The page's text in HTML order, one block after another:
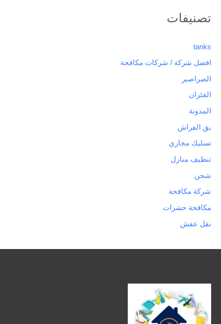
تصنيفات
tanks
افضل شركة / شركات مكافحة
الصراصير
الفئران
المدونة
بق الفراش
تسليك مجاري
تنظيف منازل
شحن
شركة مكافحة
مكافحة حشرات
نقل عفش